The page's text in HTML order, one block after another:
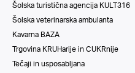
Šolska turistična agencija KULT316
Šolska veterinarska ambulanta
Kavarna BAZA
Trgovina KRUHarije in CUKRnije
Tečaji in usposabljana